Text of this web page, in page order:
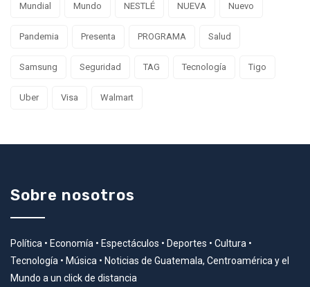
Mundial Mundo NESTLÉ NUEVA Nuevo
Pandemia Presenta PROGRAMA Salud
Samsung Seguridad TAG Tecnología Tigo
Uber Visa Walmart
Sobre nosotros
Política • Economía • Espectáculos • Deportes • Cultura •
Tecnología • Música • Noticias de Guatemala, Centroamérica y el
Mundo a un click de distancia